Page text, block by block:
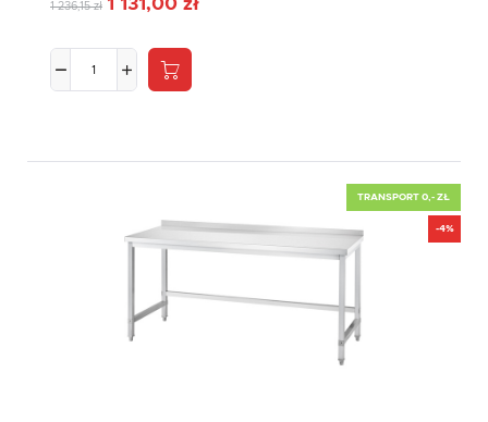
1 236,15 zł 1 131,00 zł
TRANSPORT 0,- ZŁ
-4%
komunikatów mediów społecznościowych.